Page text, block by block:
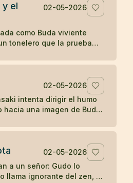
y el
02-05-2026
como Buda viviente
tonelero que la prueba
real.
02-05-2026
intenta dirigir el humo
hacia una imagen de Buda,
que veneraba.
02-05-2026
a un señor: Gudo lo
llama ignorante del zen, y